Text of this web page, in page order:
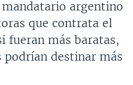
argentino
que contrata el
fueran más baratas,
podrían destinar más